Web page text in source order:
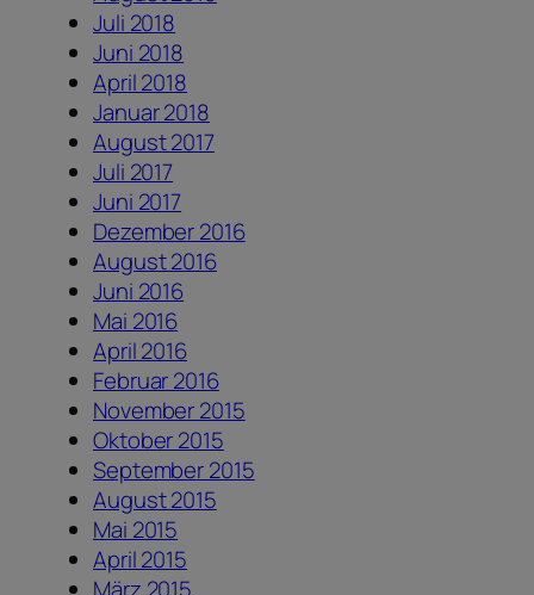
Juli 2018
Juni 2018
April 2018
Januar 2018
August 2017
Juli 2017
Juni 2017
Dezember 2016
August 2016
Juni 2016
Mai 2016
April 2016
Februar 2016
November 2015
Oktober 2015
September 2015
August 2015
Mai 2015
April 2015